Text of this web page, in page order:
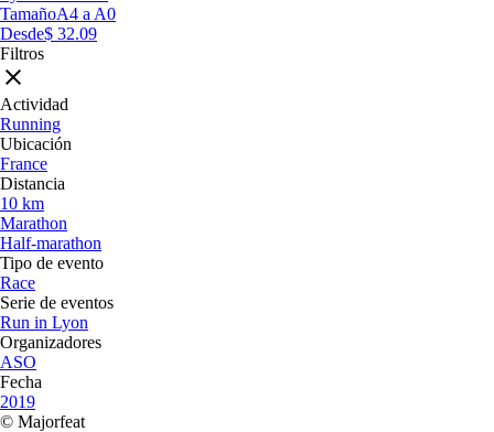
TamañoA4 a A0
Desde$ 32.09
Filtros
Actividad
Running
Ubicación
France
Distancia
10 km
Marathon
Half-marathon
Tipo de evento
Race
Serie de eventos
Run in Lyon
Organizadores
ASO
Fecha
2019
© Majorfeat